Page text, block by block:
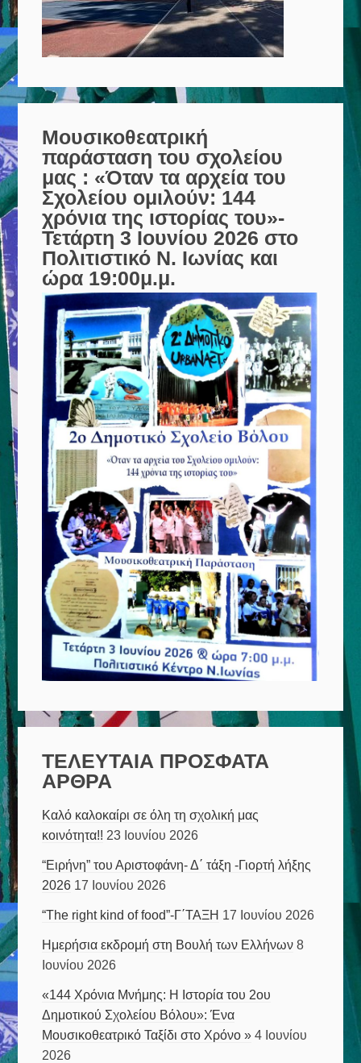
Μουσικοθεατρική
παράσταση του σχολείου
μας : «Όταν τα αρχεία του
Σχολείου ομιλούν: 144
χρόνια της ιστορίας του»-
Τετάρτη 3 Ιουνίου 2026 στο
Πολιτιστικό Ν. Ιωνίας και
ώρα 19:00μ.μ.
ΤΕΛΕΥΤΑΙΑ ΠΡΟΣΦΑΤΑ
ΑΡΘΡΑ
Καλό καλοκαίρι σε όλη τη σχολική μας
κοινότητα!! 23 Ιουνίου 2026
“Ειρήνη” του Αριστοφάνη- Δ΄ τάξη -Γιορτή λήξης
2026 17 Ιουνίου 2026
“The right kind of food”-Γ΄ΤΑΞΗ 17 Ιουνίου 2026
Ημερήσια εκδρομή στη Βουλή των Ελλήνων 8
Ιουνίου 2026
«144 Χρόνια Μνήμης: Η Ιστορία του 2ου
Δημοτικού Σχολείου Βόλου»: Ένα
Μουσικοθεατρικό Ταξίδι στο Χρόνο » 4 Ιουνίου
2026